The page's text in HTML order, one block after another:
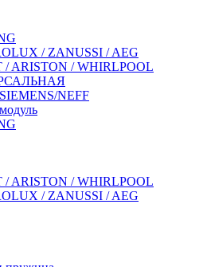
/ ZANUSSI / AEG
/ ARISTON / WHIRLPOOL
NEFF
/ ARISTON / WHIRLPOOL
/ ZANUSSI / AEG